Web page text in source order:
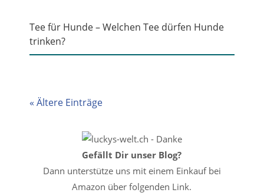
Tee für Hunde – Welchen Tee dürfen Hunde
trinken?
« Ältere Einträge
Gefällt Dir unser Blog?
Dann unterstütze uns mit einem Einkauf bei
Amazon über folgenden Link.